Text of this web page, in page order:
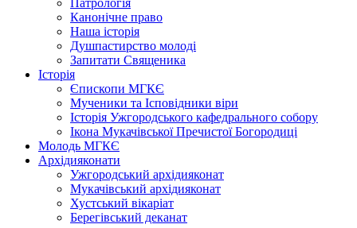
Канонічне право
Наша історія
Душпастирство молоді
Запитати Священика
Історія
Єпископи МГКЄ
Мученики та Ісповідники віри
Історія Ужгородського кафедрального собору
Ікона Мукачівської Пречистої Богородиці
Молодь МГКЄ
Архідияконати
Ужгородський архідияконат
Мукачівський архідияконат
Хустський вікаріат
Берегівський деканат